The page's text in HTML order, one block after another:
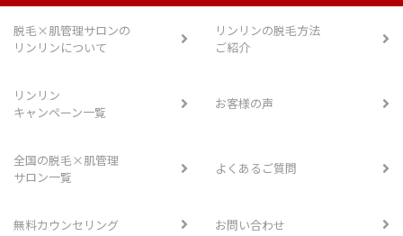
脱毛×肌管理サロンの
リンリンについて
リンリンの脱毛方法
ご紹介
リンリン
キャンペーン一覧
お客様の声
全国の脱毛×肌管理
サロン一覧
よくあるご質問
無料カウンセリング お問い合わせ